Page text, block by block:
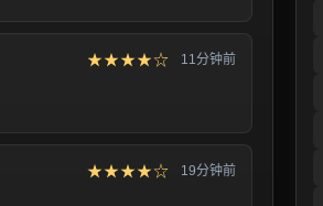
★★★★☆ 11分钟前
★★★★☆ 19分钟前